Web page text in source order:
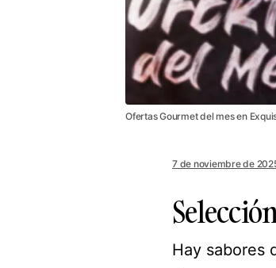
Ofertas Gourmet del mes en
7 de noviembre de
Hay sabores